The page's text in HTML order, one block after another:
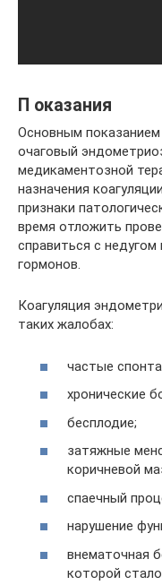
П оказания
Основным показанием
очаговый
медикаментозной
назначения
признаки
время отложить
справиться с
гормонов.
Коагуляция
таких жалобах:
частые
хронические
бесплодие;
затяжные
коричневой
спаечный
нарушение
внематочная
которой